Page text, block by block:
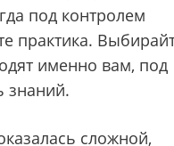
под контролем
практика.
именно вам, под
знаний.
сложной,